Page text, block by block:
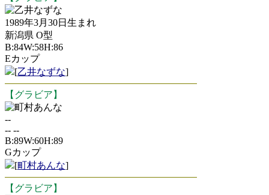
乙井なずな
1989年3月30日生まれ
新潟県 O型
B:84W:58H:86
Eカップ
[乙井なずな]
【グラビア】
町村あんな
--
-- --
B:89W:60H:89
Gカップ
[町村あんな]
【グラビア】